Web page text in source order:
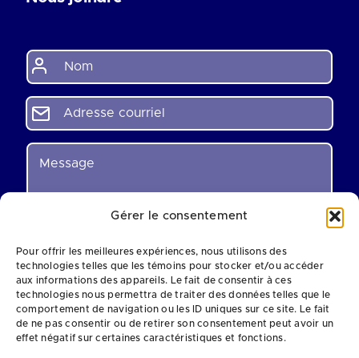
Gérer le consentement
Pour offrir les meilleures expériences, nous utilisons des
technologies telles que les témoins pour stocker et/ou accéder
aux informations des appareils. Le fait de consentir à ces
technologies nous permettra de traiter des données telles que le
comportement de navigation ou les ID uniques sur ce site. Le fait
de ne pas consentir ou de retirer son consentement peut avoir un
effet négatif sur certaines caractéristiques et fonctions.
N
o
m
*
A
d
r
e
e
r
r
i
e
l
*
M
s
*
0 of 120 max characters.